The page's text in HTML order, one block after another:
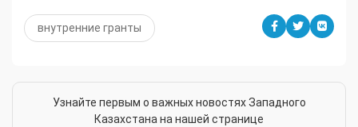
внутренние гранты
Узнайте первым о важных новостях Западного
Казахстана на нашей странице